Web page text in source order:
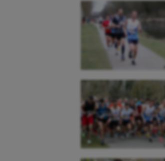
Canoë-kayak
Cerf Volant
Cheerleading
Course à pied
Cyclisme